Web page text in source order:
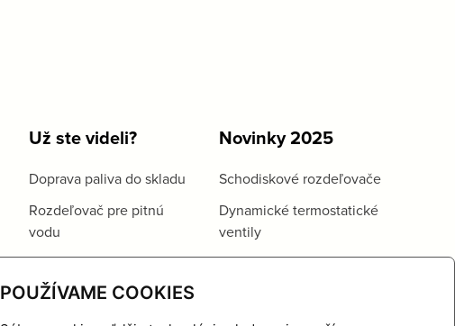
POUŽÍVAME COOKIES
Už ste videli?
Doprava paliva do skladu
Rozdeľovač pre pitnú
vodu
Novinky 2025
Schodiskové rozdeľovače
Dynamické termostatické
ventily